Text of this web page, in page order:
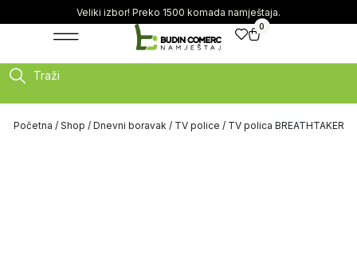
Veliki izbor! Preko 1500 komada namještaja.
0
Traži
Početna / Shop / Dnevni boravak / TV police / TV polica BREATHTAKER